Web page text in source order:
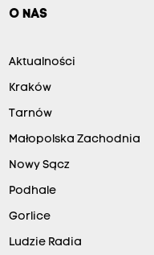
O NAS
Aktualności
Kraków
Tarnów
Małopolska Zachodnia
Nowy Sącz
Podhale
Gorlice
Ludzie Radia